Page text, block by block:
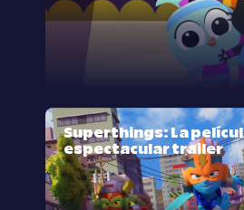
Superthings: La
espectacular trailer